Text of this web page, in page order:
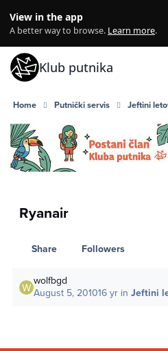
View in the app
A better way to browse. Learn more.
Klub putnika
Home Putnički servis Jeftini
Ryanair
Share Followers
wolfbgd
August 5, 201016 yr inJeftini